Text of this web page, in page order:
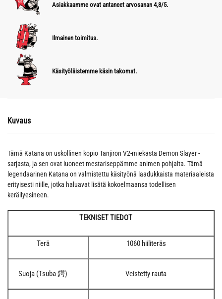
Asiakkaamme ovat antaneet arvosanan 4,8/5.
Ilmainen toimitus.
Käsityöläistemme käsin takomat.
Kuvaus
Tämä Katana on uskollinen kopio Tanjiron V2-miekasta Demon Slayer -
sarjasta, ja sen ovat luoneet mestariseppämme animen pohjalta. Tämä
legendaarinen Katana on valmistettu käsityönä laadukkaista materiaaleista
erityisesti niille, jotka haluavat lisätä kokoelmaansa todellisen
keräilyesineen.
TEKNISET TIEDOT
Terä 1060 hiiliteräs
Suoja (Tsuba 鍔) Veistetty rauta